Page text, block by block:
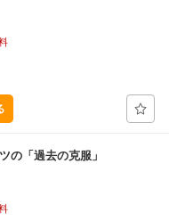
の「過去の克服」